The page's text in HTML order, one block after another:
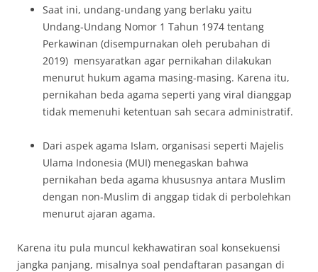
Saat ini, undang‑undang yang berlaku yaitu
Undang‑Undang Nomor 1 Tahun 1974 tentang
Perkawinan (disempurnakan oleh perubahan di
2019) mensyaratkan agar pernikahan dilakukan
menurut hukum agama masing-masing. Karena itu,
pernikahan beda agama seperti yang viral dianggap
tidak memenuhi ketentuan sah secara administratif.
Dari aspek agama Islam, organisasi seperti Majelis
Ulama Indonesia (MUI) menegaskan bahwa
pernikahan beda agama khususnya antara Muslim
dengan non‑Muslim di anggap tidak di perbolehkan
menurut ajaran agama.
Karena itu pula muncul kekhawatiran soal konsekuensi
jangka panjang, misalnya soal pendaftaran pasangan di